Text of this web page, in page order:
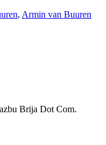
, Armin van Buuren
Brija Dot Com.